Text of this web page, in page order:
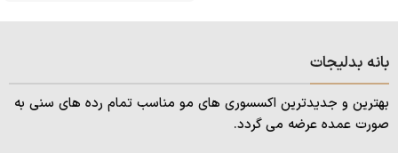
بانه بدلیجات
بهترین و جدیدترین اکسسوری های مو مناسب تمام رده های سنی به
صورت عمده عرضه می گردد.